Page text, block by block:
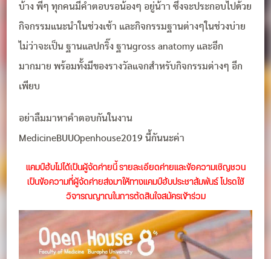
บ้าง พี่ๆ ทุกคนมีคำตอบรอน้องๆ อยู่น้าา ซึ่งจะประกอบไปด้วย
กิจกรรมแนะนำในช่วงเช้า และกิจกรรมฐานต่างๆในช่วงบ่าย
ไม่ว่าจะเป็น ฐานแลปกริ๊ง ฐานgross anatomy และอีก
มากมาย พร้อมทั้งมีของรางวัลแจกสำหรับกิจกรรมต่างๆ อีก
เพียบ
อย่าลืมมาหาคำตอบกันในงาน
MedicineBUUOpenhouse2019 นี้กันนะค่า
แคมป์ฮับไม่ได้เป็นผู้จัดค่ายนี้ รายละเอียดค่ายและข้อความเชิญชวน
เป็นข้อความที่ผู้จัดค่ายส่งมาให้ทางแคมป์ฮับประชาสัมพันธ์ โปรดใช้
วิจารณญาณในการตัดสินใจสมัครเข้าร่วม